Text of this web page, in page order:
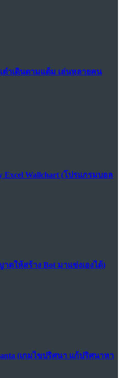
ต๋าเดินตามแต้ม เล่นหลายคน
Excel Wallchart (โปรแกรมบอล
ตให้สร้าง Bot มาแข่งเองได้)
(เกมไขปริศนา แก้ปริศนาหา